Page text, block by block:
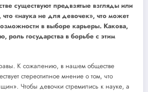
существуют предвзятые взгляды или
что «наука не для девочек», что может
в выборе карьеры. Какова,
роль государства в борьбе с этим
К сожалению, в нашем обществе
стереотипное мнение о том, что
Чтобы девочки стремились к науке, а